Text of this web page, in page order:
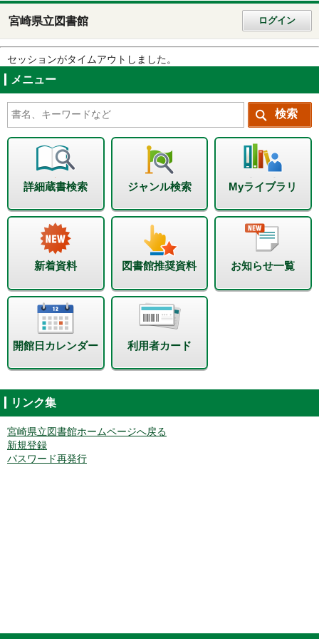
宮崎県立図書館 ログイン
セッションがタイムアウトしました。
メニュー
詳細蔵書検索 ジャンル検索 Myライブラリ
新着資料 図書館推奨資料 お知らせ一覧
開館日カレンダー 利用者カード
リンク集
宮崎県立図書館ホームページへ戻る
新規登録
パスワード再発行